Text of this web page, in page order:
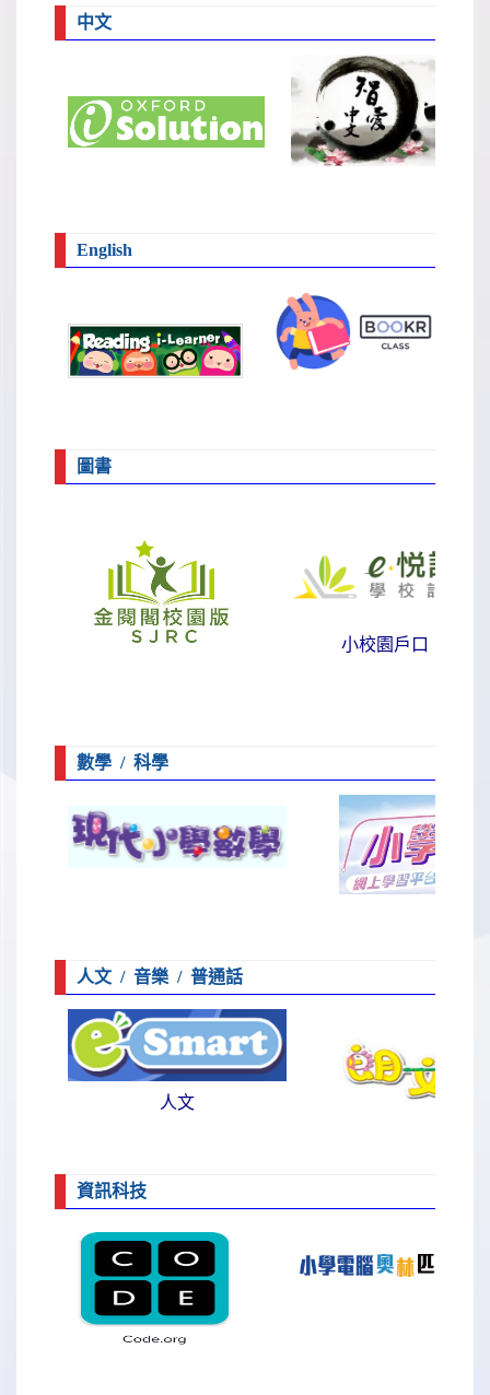
中文
English
圖書
小校園戶口
數學 / 科學
人文 / 音樂 / 普通話
人文
資訊科技